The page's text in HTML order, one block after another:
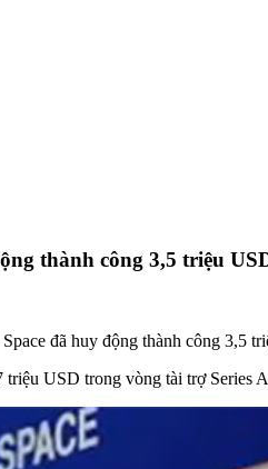
thành công 3,5 triệu
đã huy động thành công 3,5
USD trong vòng tài trợ Series A